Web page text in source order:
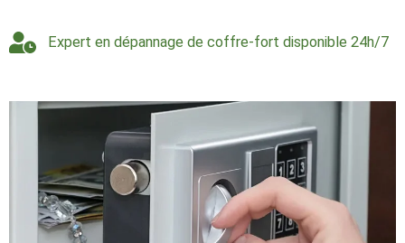
Expert en dépannage de coffre-fort disponible 24h/7